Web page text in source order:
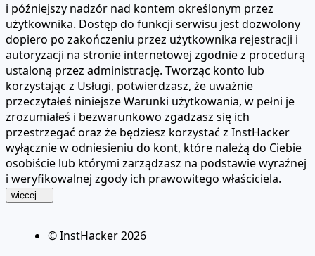
i późniejszy nadzór nad kontem określonym przez
użytkownika. Dostęp do funkcji serwisu jest dozwolony
dopiero po zakończeniu przez użytkownika rejestracji i
autoryzacji na stronie internetowej zgodnie z procedurą
ustaloną przez administrację. Tworząc konto lub
korzystając z Usługi, potwierdzasz, że uważnie
przeczytałeś niniejsze Warunki użytkowania, w pełni je
zrozumiałeś i bezwarunkowo zgadzasz się ich
przestrzegać oraz że będziesz korzystać z InstHacker
wyłącznie w odniesieniu do kont, które należą do Ciebie
osobiście lub którymi zarządzasz na podstawie wyraźnej
i weryfikowalnej zgody ich prawowitego właściciela.
więcej ...
© InstHacker2026